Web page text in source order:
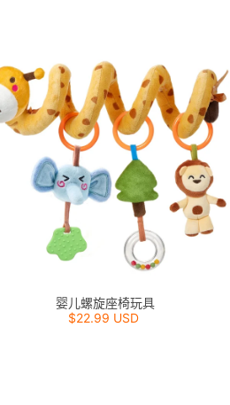
婴儿螺旋座椅玩具
$22.99 USD